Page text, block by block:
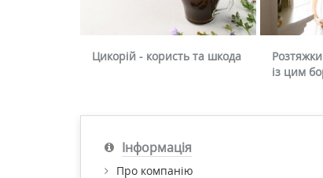
Цикорій - користь та шкода
із цим
Інформація
Про компанію